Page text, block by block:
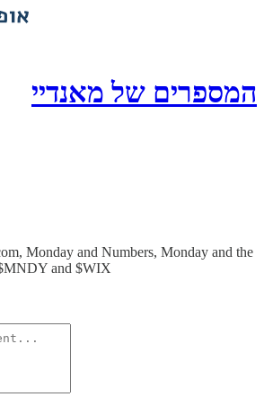
המספרים של מאנדיי
Monday and Numbers, Monday and the
and $WIX